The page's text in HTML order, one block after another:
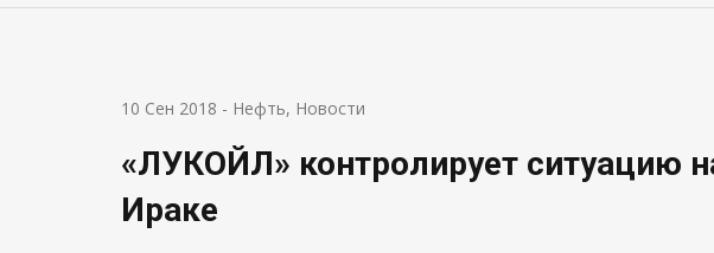
10 Сен 2018 - Нефть, Новости
«ЛУКОЙЛ» контролирует ситуацию
Ираке